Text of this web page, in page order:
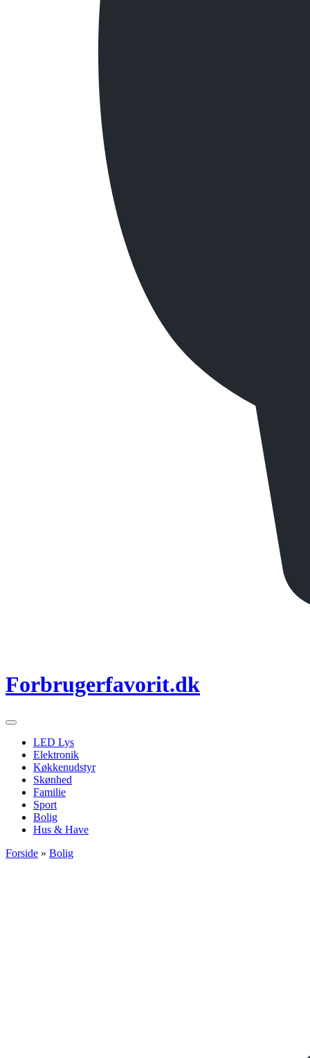
Forbrugerfavorit.dk
LED Lys
Elektronik
Køkkenudstyr
Skønhed
Familie
Sport
Bolig
Hus & Have
Forside » Bolig